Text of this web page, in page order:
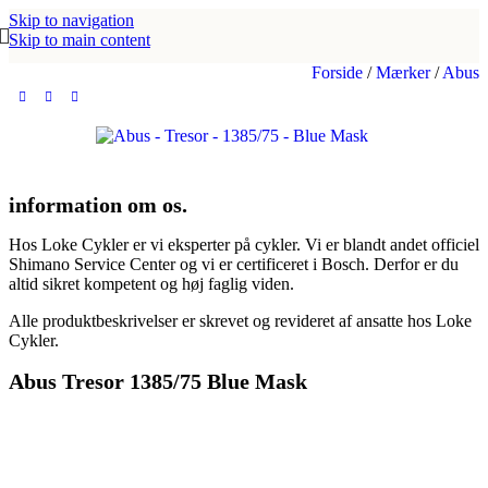
Skip to navigation
Skip to main content
Forside / Mærker/ Abus
information om os.
Hos Loke Cykler er vi eksperter på cykler. Vi er blandt andet officiel
Shimano Service Center og vi er certificeret i Bosch. Derfor er du
altid sikret kompetent og høj faglig viden.
Alle produktbeskrivelser er skrevet og revideret af ansatte hos Loke
Cykler.
Abus Tresor 1385/75 Blue Mask